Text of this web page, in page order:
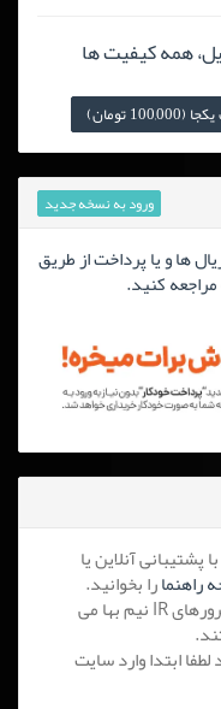
همه کیفیت ها
تومان)
ورود به نسخه جدید
ها و یا پرداخت از طریق
کنید.
راهنمارا بخوانید.
2-مصرف اینترنت برای خرید قانونی از سرورهای IR نیم بها می
ابتدا وارد سایت